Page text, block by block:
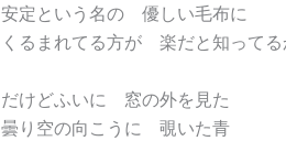
安定という名の 優しい毛布に
くるまれてる方が 楽だと知ってる
だけどふいに 窓の外を見た
曇り空の向こうに 覗いた青